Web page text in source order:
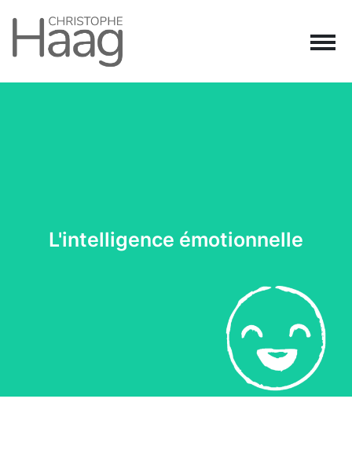
Navigation principale
L'intelligence émotionnelle